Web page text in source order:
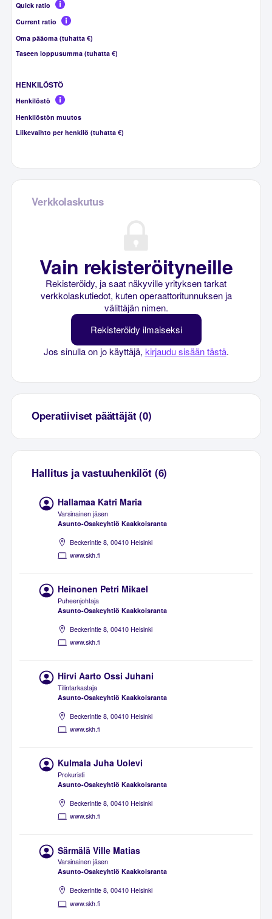
Quick ratio
Current ratio
Oma pääoma (tuhatta €)
Taseen loppusumma (tuhatta €)
HENKILÖSTÖ
Henkilöstö
Henkilöstön muutos
Liikevaihto per henkilö (tuhatta €)
Verkkolaskutus
Vain rekisteröityneille
Rekisteröidy, ja saat näkyville yrityksen tarkat
verkkolaskutiedot, kuten operaattoritunnuksen ja
välittäjän nimen.
Rekisteröidy ilmaiseksi
Jos sinulla on jo käyttäjä, kirjaudu sisään tästä.
Operatiiviset päättäjät (0)
Hallitus ja vastuuhenkilöt (6)
Hallamaa Katri Maria
Varsinainen jäsen
Asunto-Osakeyhtiö Kaakkoisranta
Beckerintie 8, 00410 Helsinki
www.skh.fi
Heinonen Petri Mikael
Puheenjohtaja
Asunto-Osakeyhtiö Kaakkoisranta
Beckerintie 8, 00410 Helsinki
www.skh.fi
Hirvi Aarto Ossi Juhani
Tilintarkastaja
Asunto-Osakeyhtiö Kaakkoisranta
Beckerintie 8, 00410 Helsinki
www.skh.fi
Kulmala Juha Uolevi
Prokuristi
Asunto-Osakeyhtiö Kaakkoisranta
Beckerintie 8, 00410 Helsinki
www.skh.fi
Särmälä Ville Matias
Varsinainen jäsen
Asunto-Osakeyhtiö Kaakkoisranta
Beckerintie 8, 00410 Helsinki
www.skh.fi